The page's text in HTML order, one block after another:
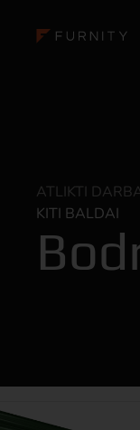
ATLIKTI
KITI BALDAI